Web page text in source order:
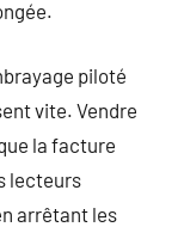
piloté
vite. Vendre
la facture
lecteurs
arrêtant les